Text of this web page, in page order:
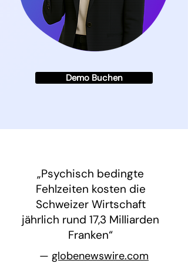
Demo Buchen
„Psychisch bedingte
Fehlzeiten kosten die
Schweizer Wirtschaft
jährlich rund 17,3 Milliarden
Franken“
— globenewswire.com